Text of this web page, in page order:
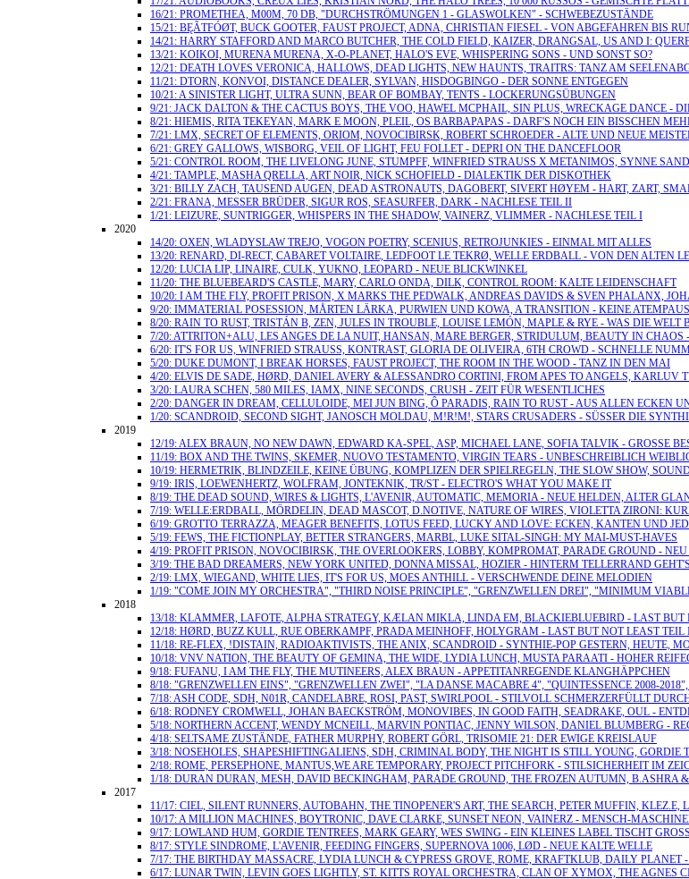
16/21: PROMETHEA, M00M, 70 DB, "DURCHSTRÖMUNGEN 1 - GLASWOLKEN" - SCHWEBEZUSTÄNDE
15/21: BĘÃTFÓØT, BUCK GOOTER, FAUST PROJECT, ADNA, CHRISTIAN FIESEL - VON ABGEFAHREN BIS
14/21: HARRY STAFFORD AND MARCO BUTCHER, THE COLD FIELD, KAIZER, DRANGSAL, US AND I:
13/21: KOIKOI, MURENA MURENA, X-O-PLANET, HALO'S EVE, WHISPERING SONS - UND SONST SO?
12/21: DEATH LOVES VERONICA, HALLOWS, DEAD LIGHTS, NEW HAUNTS, TRAITRS: TANZ AM
11/21: DTORN, KONVOI, DISTANCE DEALER, SYLVAN, HISDOGBINGO - DER SONNE ENTGEGEN
10/21: A SINISTER LIGHT, ULTRA SUNN, BEAR OF BOMBAY, TENTS - LOCKERUNGSÜBUNGEN
9/21: JACK DALTON & THE CACTUS BOYS, THE VOO, HAWEL MCPHAIL, SIN PLUS, WRECKAGE DANCE -
8/21: HIEMIS, RITA TEKEYAN, MARK E MOON, PLEIL, OS BARBAPAPAS - DARF'S NOCH EIN BISSCHEN
7/21: LMX, SECRET OF ELEMENTS, ORIOM, NOVOCIBIRSK, ROBERT SCHROEDER - ALTE UND NEUE
6/21: GREY GALLOWS, WISBORG, VEIL OF LIGHT, FEU FOLLET - DEPRI ON THE DANCEFLOOR
5/21: CONTROL ROOM, THE LIVELONG JUNE, STUMPFF, WINFRIED STRAUSS X METANIMOS, SYNNE
4/21: TAMPLE, MASHA QRELLA, ART NOIR, NICK SCHOFIELD - DIALEKTIK DER DISKOTHEK
3/21: BILLY ZACH, TAUSEND AUGEN, DEAD ASTRONAUTS, DAGOBERT, SIVERT HØYEM - HART, ZART,
2/21: FRANA, MESSER BRÜDER, SIGUR ROS, SEASURFER, DARK - NACHLESE TEIL II
1/21: LEIZURE, SUNTRIGGER, WHISPERS IN THE SHADOW, VAINERZ, VLIMMER - NACHLESE TEIL I
2020
14/20: OXEN, WLADYSLAW TREJO, VOGON POETRY, SCENIUS, RETROJUNKIES - EINMAL MIT ALLES
13/20: RENARD, DI-RECT, CABARET VOLTAIRE, LEDFOOT LE TEKRØ, WELLE ERDBALL - VON DEN ALTEN
12/20: LUCIA LIP, LINAIRE, CULK, YUKNO, LEOPARD - NEUE BLICKWINKEL
11/20: THE BLUEBEARD'S CASTLE, MARY, CARLO ONDA, DILK, CONTROL ROOM: KALTE LEIDENSCHAFT
10/20: I AM THE FLY, PROFIT PRISON, X MARKS THE PEDWALK, ANDREAS DAVIDS & SVEN PHALANX,
9/20: IMMATERIAL POSESSION, MÅRTEN LÄRKA, PURWIEN UND KOWA, A TRANSITION - KEINE
8/20: RAIN TO RUST, TRISTÁN B, ZEN, JULES IN TROUBLE, LOUISE LEMÓN, MAPLE & RYE - WAS DIE WELT
7/20: ATTRITON+ALU, LES ANGES DE LA NUIT, HANSAN, MARE BERGER, STRIDULUM, BEAUTY IN
6/20: IT'S FOR US, WINFRIED STRAUSS, KONTRAST, GLORIA DE OLIVEIRA, 6TH CROWD - SCHNELLE
5/20: DUKE DUMONT, I BREAK HORSES, FAUST PROJECT, THE ROOM IN THE WOOD - TANZ IN DEN MAI
4/20: ELVIS DE SADE, HØRD, DANIEL AVERY & ALESSANDRO CORTINI, FROM APES TO ANGELS,
3/20: LAURA SCHEN, 580 MILES, IAMX, NINE SECONDS, CRUSH - ZEIT FÜR WESENTLICHES
2/20: DANGER IN DREAM, CELLULOIDE, MEI JUN BING, Ô PARADIS, RAIN TO RUST - AUS ALLEN ECKEN
1/20: SCANDROID, SECOND SIGHT, JANOSCH MOLDAU, M!R!M!, STARS CRUSADERS - SÜSSER DIE
2019
12/19: ALEX BRAUN, NO NEW DAWN, EDWARD KA-SPEL, ASP, MICHAEL LANE, SOFIA TALVIK - GROSSE
11/19: BOX AND THE TWINS, SKEMER, NUOVO TESTAMENTO, VIRGIN TEARS - UNBESCHREIBLICH
10/19: HERMETRIK, BLINDZEILE, KEINE ÜBUNG, KOMPLIZEN DER SPIELREGELN, THE SLOW SHOW,
9/19: IRIS, LOEWENHERTZ, WOLFRAM, JONTEKNIK, TR/ST - ELECTRO'S WHAT YOU MAKE IT
8/19: THE DEAD SOUND, WIRES & LIGHTS, L'AVENIR, AUTOMATIC, MEMORIA - NEUE HELDEN, ALTER
7/19: WELLE:ERDBALL, MÖRDELIN, DEAD MASCOT, D.NOTIVE, NATURE OF WIRES, VIOLETTA ZIRONI:
6/19: GROTTO TERRAZZA, MEAGER BENEFITS, LOTUS FEED, LUCKY AND LOVE: ECKEN, KANTEN UND
5/19: FEWS, THE FICTIONPLAY, BETTER STRANGERS, MARBL, LUKE SITAL-SINGH: MY MAI-MUST-HAVES
4/19: PROFIT PRISON, NOVOCIBIRSK, THE OVERLOOKERS, LOBBY, KOMPROMAT, PARADE GROUND -
3/19: THE BAD DREAMERS, NEW YORK UNITED, DONNA MISSAL, HOZIER - HINTERM TELLERRAND
2/19: LMX, WIEGAND, WHITE LIES, IT'S FOR US, MOES ANTHILL - VERSCHWENDE DEINE MELODIEN
1/19: "COME JOIN MY ORCHESTRA", "THIRD NOISE PRINCIPLE", "GRENZWELLEN DREI", "MINIMUM
2018
13/18: KLAMMER, LAFOTE, ALPHA STRATEGY, KÆLAN MIKLA, LINDA EM, BLACKIEBLUEBIRD - LAST BUT
12/18: HØRD, BUZZ KULL, RUE OBERKAMPF, PRADA MEINHOFF, HOLYGRAM - LAST BUT NOT LEAST TEIL
11/18: RE-FLEX, !DISTAIN, RADIOAKTIVISTS, THE ANIX, SCANDROID - SYNTHIE-POP GESTERN, HEUTE,
10/18: VNV NATION, THE BEAUTY OF GEMINA, THE WIDE, LYDIA LUNCH, MUSTA PARAATI - HOHER
9/18: FUFANU, I AM THE FLY, THE MUTINEERS, ALEX BRAUN - APPETITANREGENDE KLANGHÄPPCHEN
8/18: "GRENZWELLEN EINS", "GRENZWELLEN ZWEI", "LA DANSE MACABRE 4", "QUINTESSENCE 2008-
7/18: ASH CODE, SDH, N01R, CANDELABRE, ROSI, PAST, SWIRLPOOL - STILVOLL SCHMERZERFÜLLT
6/18: RODNEY CROMWELL, JOHAN BAECKSTRÖM, MONOVIBES, IN GOOD FAITH, SEADRAKE, OUL -
5/18: NORTHERN ACCENT, WENDY MCNEILL, MARVIN PONTIAC, JENNY WILSON, DANIEL BLUMBERG -
4/18: SELTSAME ZUSTÄNDE, FATHER MURPHY, ROBERT GÖRL, TRISOMIE 21: DER EWIGE KREISLAUF
3/18: NOSEHOLES, SHAPESHIFTINGALIENS, SDH, CRIMINAL BODY, THE NIGHT IS STILL YOUNG,
2/18: ROME, PERSEPHONE, MANTUS,WE ARE TEMPORARY, PROJECT PITCHFORK - STILSICHERHEIT IM
1/18: DURAN DURAN, MESH, DAVID BECKINGHAM, PARADE GROUND, THE FROZEN AUTUMN, B.ASHRA
2017
11/17: CIEL, SILENT RUNNERS, AUTOBAHN, THE TINOPENER'S ART, THE SEARCH, PETER MUFFIN,
10/17: A MILLION MACHINES, BOYTRONIC, DAVE CLARKE, SUNSET NEON, VAINERZ - MENSCH-
9/17: LOWLAND HUM, GORDIE TENTREES, MARK GEARY, WES SWING - EIN KLEINES LABEL TISCHT
8/17: STYLE SINDROME, L'AVENIR, FEEDING FINGERS, SUPERNOVA 1006, LØD - NEUE KALTE WELLE
7/17: THE BIRTHDAY MASSACRE, LYDIA LUNCH & CYPRESS GROVE, ROME, KRAFTKLUB, DAILY PLANET
6/17: LUNAR TWIN, LEVIN GOES LIGHTLY, ST. KITTS ROYAL ORCHESTRA, CLAN OF XYMOX, THE AGNES